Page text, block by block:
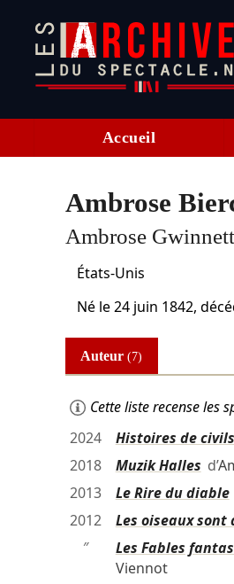
Accueil
Ambrose
Ambrose
États-Unis
Né le24 juin 1842,
Auteur(7)
Cette liste recense les
2024
Histoires de
2018
Muzik Halles d’
2013
Le Rire du diable
2012
Les oiseaux sont
″
Les Fables
Viennot